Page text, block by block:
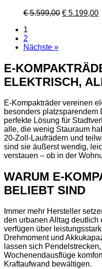
€5.599,00 € 5.199,00
1
2
Nächste »
E-
ELEKTRISCH,
E-Kompakträder vereinen
besonders
perfekte Lösung für
alle, die wenig Stauraum
20‑Zoll‑Laufrädern und
sind sie äußerst wendig,
verstauen – ob in der
WARUM E-
BELIEBT SIND
Immer mehr Hersteller
den urbanen Alltag deutlich
verfügen über
Drehmoment und
lassen sich
Wochenendausflüge
Kraftaufwand bewältigen.